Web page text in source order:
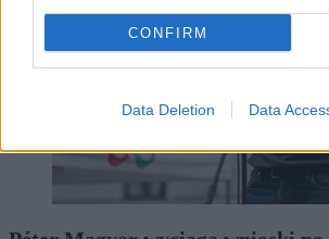
CONFIRM
Data Deletion Data